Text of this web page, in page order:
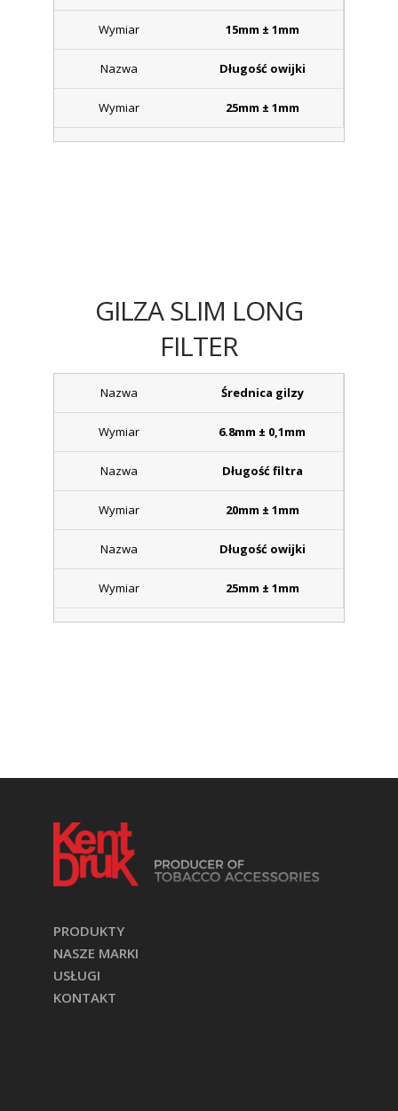
15mm ± 1mm
Długość owijki
25mm ± 1mm
GILZA SLIM LONG
FILTER
Średnica gilzy
6.8mm ± 0,1mm
Długość filtra
20mm ± 1mm
Długość owijki
25mm ± 1mm
PRODUKTY
NASZE MARKI
USŁUGI
KONTAKT